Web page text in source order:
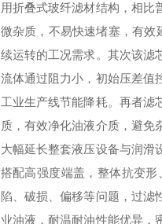
用折叠式玻纤滤材结构，相比
微杂质，不易快速堵塞，有效
续运转的工况需求。其次该滤
流体通过阻力小，初始压差值
工业生产线节能降耗。再者滤
质，有效净化油液介质，避免
大幅延长整套液压设备与润滑
搭配高强度端盖，整体抗变
陷、破损、偏移等问题，过滤
业油液，耐温耐油性能优异，